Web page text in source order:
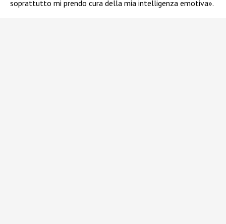
soprattutto mi prendo cura della mia intelligenza emotiva».